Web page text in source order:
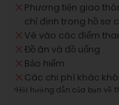
Phương tiện giao
chỉ định trong hồ sơ
Vé vào các điểm
Đồ ăn và đồ uống
Bảo hiểm
Các chi phí khác
¹Hỏi hướng dẫn của bạn về